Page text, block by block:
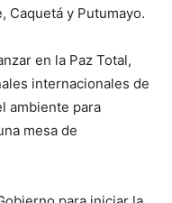
Caquetá y Putumayo.
en la Paz Total,
internacionales de
ambiente para
mesa de